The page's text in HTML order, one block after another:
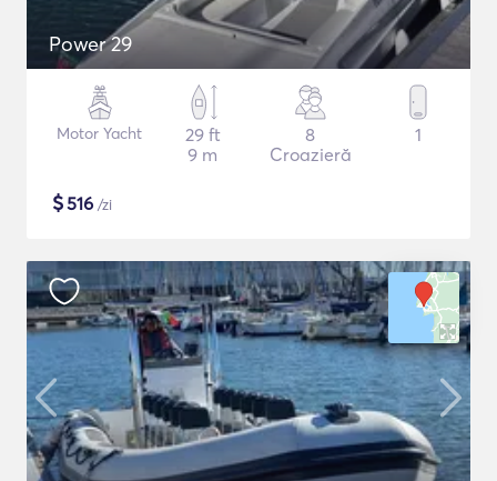
Power 29
Motor Yacht
29 ft
9 m
8
Croazieră
1
$516 /zi